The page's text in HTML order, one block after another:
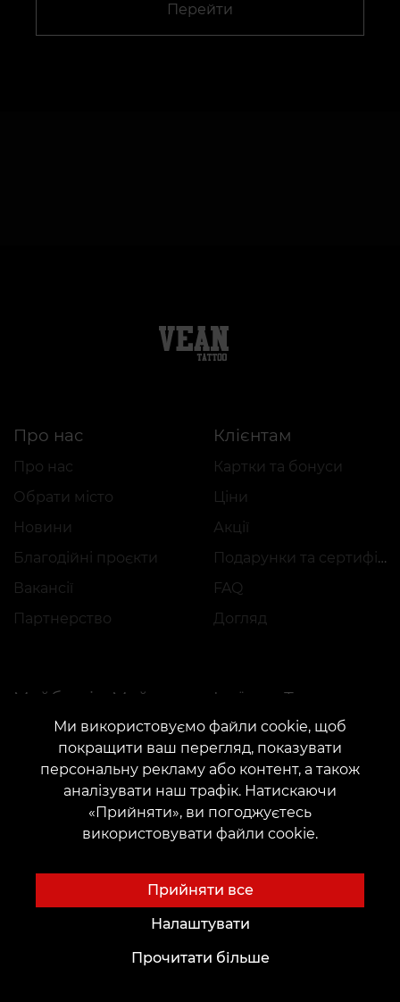
Перейти
Про нас
Про нас
Обрати місто
Новини
Благодійні проєкти
Вакансії
Партнерство
Клієнтам
Картки та бонуси
Ціни
Акції
Подарунки та сертифікати
FAQ
Догляд
Академія
Оренда місця
Працевлаштування
Ідеї для Тату
Генератор тату AI
Авторські ескізи
Каталог ескізів
Voice of Culture: Ностальгія за 2000-ми
Тату
Гарантія резервації
Ми використовуємо файли cookie, щоб
покращити ваш перегляд, показувати
персональну рекламу або контент, а також
аналізувати наш трафік. Натискаючи
«Прийняти», ви погоджуєтесь
використовувати файли cookie.
Прийняти все
Налаштувати
Прочитати більше